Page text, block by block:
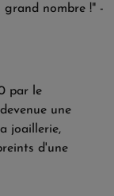
nombre !" -
par le
une
joaillerie,
d'une